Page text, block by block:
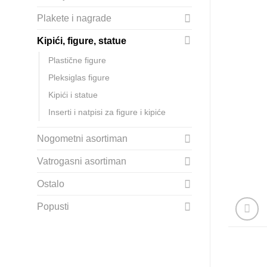
Plakete i nagrade
Kipići, figure, statue
Plastične figure
Pleksiglas figure
Kipići i statue
Inserti i natpisi za figure i kipiće
Nogometni asortiman
Vatrogasni asortiman
Ostalo
Popusti